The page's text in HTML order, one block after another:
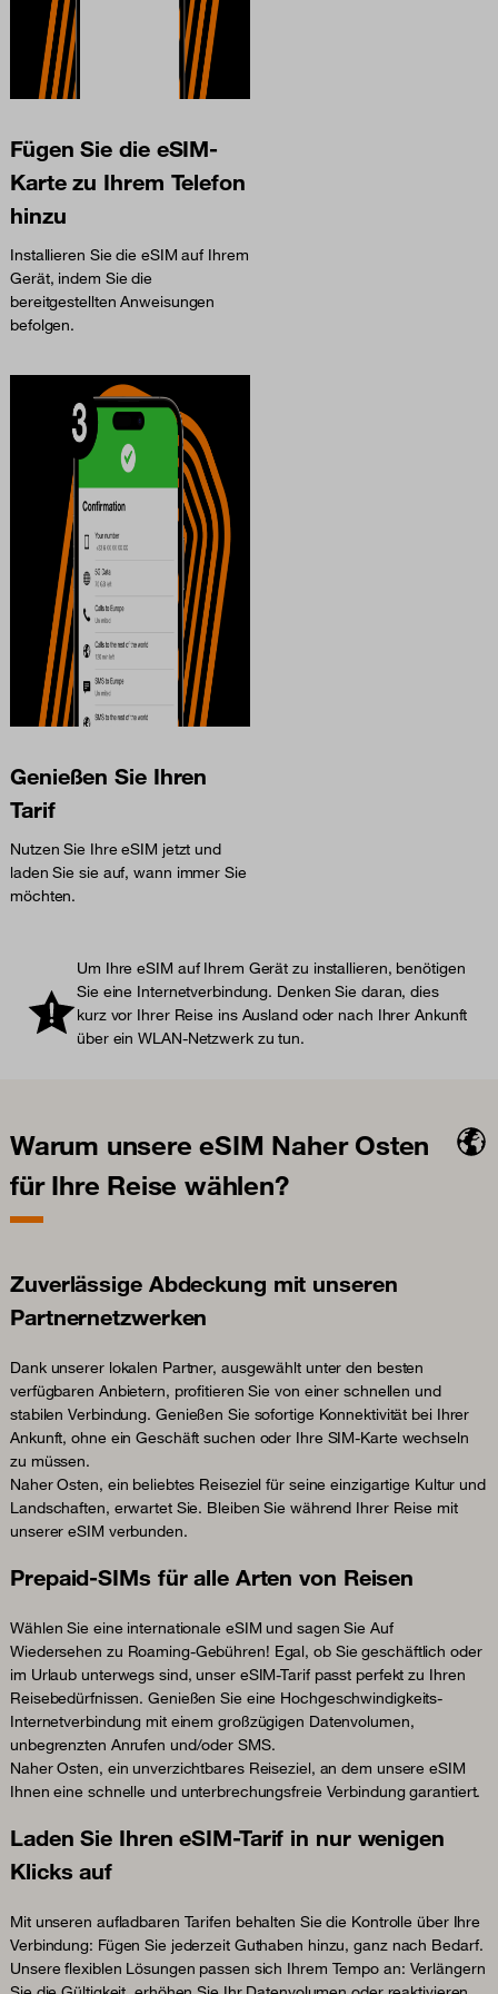
Fügen Sie die eSIM-
Karte zu Ihrem Telefon
hinzu
Installieren Sie die eSIM auf Ihrem
Gerät, indem Sie die
bereitgestellten Anweisungen
befolgen.
Genießen Sie Ihren
Tarif
Nutzen Sie Ihre eSIM jetzt und
laden Sie sie auf, wann immer Sie
möchten.
Um Ihre eSIM auf Ihrem Gerät zu installieren, benötigen
Sie eine Internetverbindung. Denken Sie daran, dies
kurz vor Ihrer Reise ins Ausland oder nach Ihrer Ankunft
über ein WLAN-Netzwerk zu tun.
Warum unsere eSIM Naher Osten
für Ihre Reise wählen?
Zuverlässige Abdeckung mit unseren
Partnernetzwerken
Dank unserer lokalen Partner, ausgewählt unter den besten
verfügbaren Anbietern, profitieren Sie von einer schnellen und
stabilen Verbindung. Genießen Sie sofortige Konnektivität bei Ihrer
Ankunft, ohne ein Geschäft suchen oder Ihre SIM-Karte wechseln
zu müssen.
Naher Osten, ein beliebtes Reiseziel für seine einzigartige Kultur und
Landschaften, erwartet Sie. Bleiben Sie während Ihrer Reise mit
unserer eSIM verbunden.
Prepaid-SIMs für alle Arten von Reisen
Wählen Sie eine internationale eSIM und sagen Sie Auf
Wiedersehen zu Roaming-Gebühren! Egal, ob Sie geschäftlich oder
im Urlaub unterwegs sind, unser eSIM-Tarif passt perfekt zu Ihren
Reisebedürfnissen. Genießen Sie eine Hochgeschwindigkeits-
Internetverbindung mit einem großzügigen Datenvolumen,
unbegrenzten Anrufen und/oder SMS.
Naher Osten, ein unverzichtbares Reiseziel, an dem unsere eSIM
Ihnen eine schnelle und unterbrechungsfreie Verbindung garantiert.
Laden Sie Ihren eSIM-Tarif in nur wenigen
Klicks auf
Mit unseren aufladbaren Tarifen behalten Sie die Kontrolle über Ihre
Verbindung: Fügen Sie jederzeit Guthaben hinzu, ganz nach Bedarf.
Unsere flexiblen Lösungen passen sich Ihrem Tempo an: Verlängern